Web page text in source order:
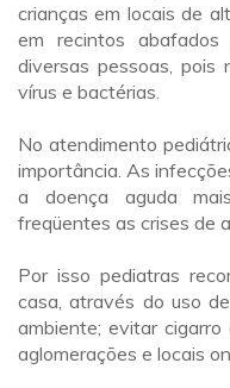
crianças em locais de
em recintos
diversas pessoas, pois
vírus e bactérias.
No atendimento
importância. As
a doença aguda
freqüentes as crises de
Por isso pediatras
casa, através do uso
ambiente; evitar
aglomerações e locais